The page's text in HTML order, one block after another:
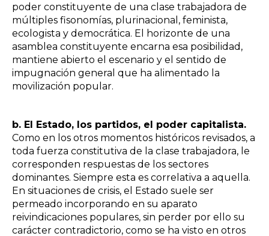
poder constituyente de una clase trabajadora de
múltiples fisonomías, plurinacional, feminista,
ecologista y democrática. El horizonte de una
asamblea constituyente encarna esa posibilidad,
mantiene abierto el escenario y el sentido de
impugnación general que ha alimentado la
movilización popular.
b. El Estado, los partidos, el poder capitalista.
Como en los otros momentos históricos revisados, a
toda fuerza constitutiva de la clase trabajadora, le
corresponden respuestas de los sectores
dominantes. Siempre esta es correlativa a aquella.
En situaciones de crisis, el Estado suele ser
permeado incorporando en su aparato
reivindicaciones populares, sin perder por ello su
carácter contradictorio, como se ha visto en otros